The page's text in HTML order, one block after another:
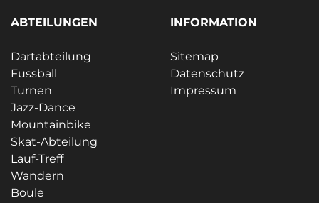
ABTEILUNGEN
Dartabteilung
Fussball
Turnen
Jazz-Dance
Mountainbike
Skat-Abteilung
Lauf-Treff
Wandern
Boule
INFORMATION
Sitemap
Datenschutz
Impressum